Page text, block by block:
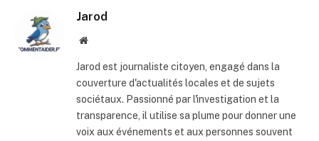
Jarod
Site
Jarod est journaliste citoyen, engagé dans la
couverture d'actualités locales et de sujets
sociétaux. Passionné par l'investigation et la
transparence, il utilise sa plume pour donner une
voix aux événements et aux personnes souvent